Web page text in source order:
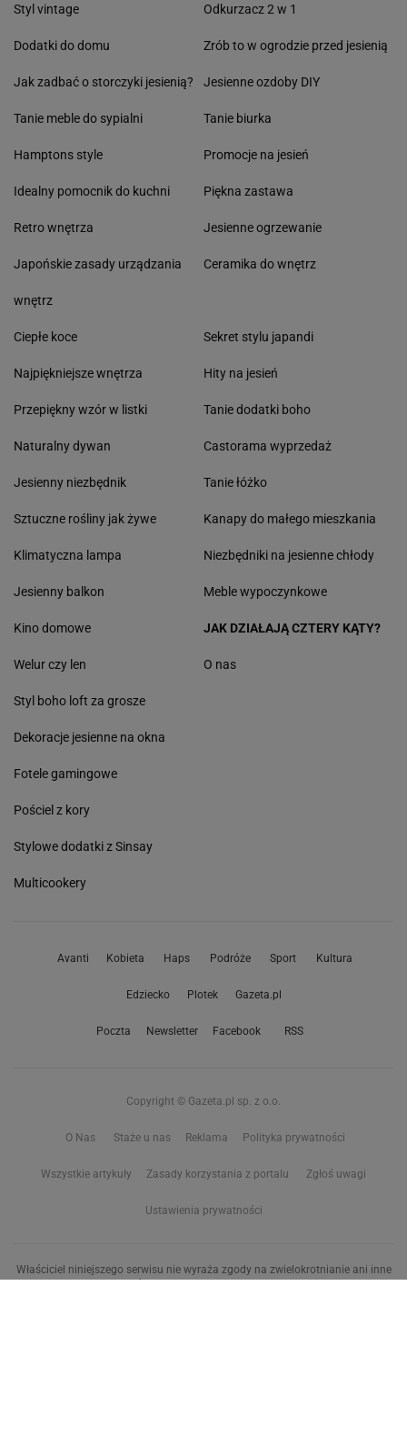
Styl vintage
Dodatki do domu
Jak zadbać o storczyki jesienią?
Tanie meble do sypialni
Hamptons style
Idealny pomocnik do kuchni
Retro wnętrza
Japońskie zasady urządzania
wnętrz
Odkurzacz 2 w 1
Zrób to w ogrodzie przed jesienią
Jesienne ozdoby DIY
Tanie biurka
Promocje na jesień
Piękna zastawa
Jesienne ogrzewanie
Ceramika do wnętrz
Ciepłe koce
Najpiękniejsze wnętrza
Przepiękny wzór w listki
Naturalny dywan
Jesienny niezbędnik
Sztuczne rośliny jak żywe
Klimatyczna lampa
Jesienny balkon
Sekret stylu japandi
Hity na jesień
Tanie dodatki boho
Castorama wyprzedaż
Tanie łóżko
Kanapy do małego mieszkania
Niezbędniki na jesienne chłody
Meble wypoczynkowe
Kino domowe
Welur czy len
Styl boho loft za grosze
Dekoracje jesienne na okna
Fotele gamingowe
Pościel z kory
Stylowe dodatki z Sinsay
Multicookery
JAK DZIAŁAJĄ CZTERY KĄTY?
O nas
Avanti Kobieta Haps Podróże Sport Kultura
Edziecko Plotek Gazeta.pl
Poczta Newsletter Facebook RSS
Copyright © Gazeta.pl sp. z o.o.
O Nas Staże u nas Reklama Polityka prywatności
Wszystkie artykuły Zasady korzystania z portalu Zgłoś uwagi
Ustawienia prywatności
Właściciel niniejszego serwisu nie wyraża zgody na zwielokrotnianie ani inne